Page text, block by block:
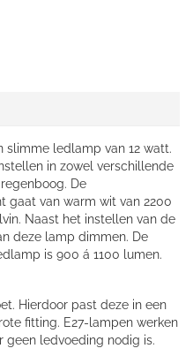
slimme ledlamp van 12 watt.
in zowel verschillende
De
gaat van warm wit van 2200
Naast het instellen van de
deze lamp dimmen. De
is 900 á 1100 lumen.
Hierdoor past deze in een
fitting. E27-lampen werken
geen ledvoeding nodig is.